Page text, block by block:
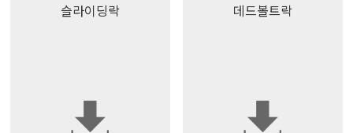
슬라이딩락 데드볼트락